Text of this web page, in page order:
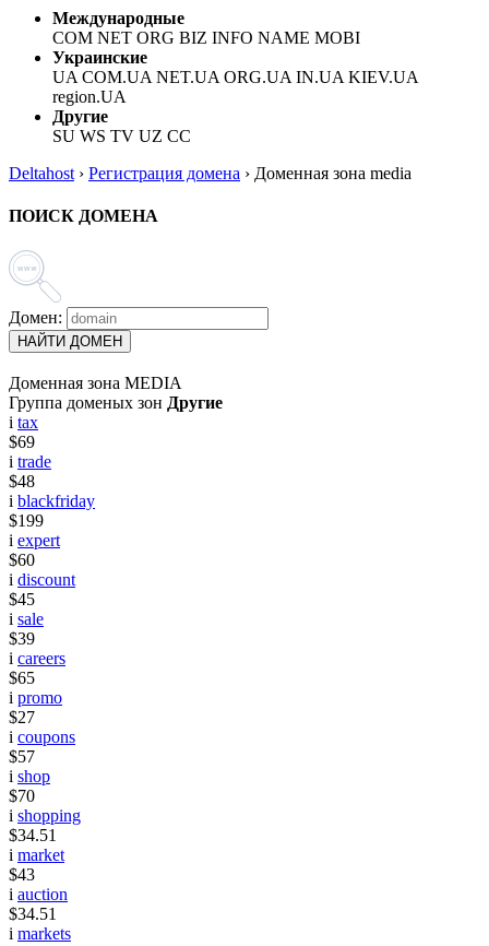
Международные
COM NET ORG BIZ INFO NAME MOBI
Украинские
UA COM.UA NET.UA ORG.UA IN.UA KIEV.UA
region.UA
Другие
SU WS TV UZ CC
Deltahost › Регистрация домена › Доменная зона media
ПОИСК ДОМЕНА
Домен:
НАЙТИ ДОМЕН
Доменная зона MEDIA
Группа доменых зон Другие
i tax
$69
i trade
$48
i blackfriday
$199
i expert
$60
i discount
$45
i sale
$39
i careers
$65
i promo
$27
i coupons
$57
i shop
$70
i shopping
$34.51
i market
$43
i auction
$34.51
i markets